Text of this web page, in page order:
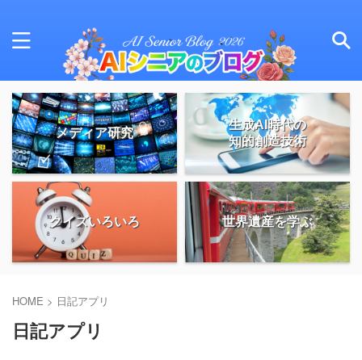
メディア研究
生成AI時代の
知的創造技術
クイズいろいろ 世界遺産を学ぶ
HOME > 日記アプリ
日記アプリ